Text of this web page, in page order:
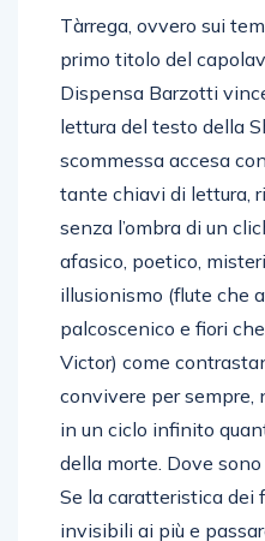
Tàrrega, ovvero sui
primo titolo del
Dispensa Barzotti
lettura del testo della
scommessa accesa
tante chiavi di lettura,
senza l’ombra di un
afasico, poetico,
illusionismo (flute che
palcoscenico e fiori
Victor) come
convivere per sempre,
in un ciclo infinito
della morte. Dove
Se la caratteristica dei
invisibili ai più e